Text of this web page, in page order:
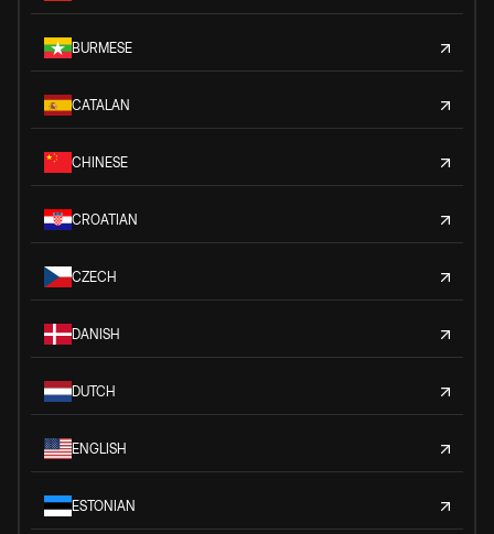
BURMESE
CATALAN
CHINESE
CROATIAN
CZECH
DANISH
DUTCH
ENGLISH
ESTONIAN